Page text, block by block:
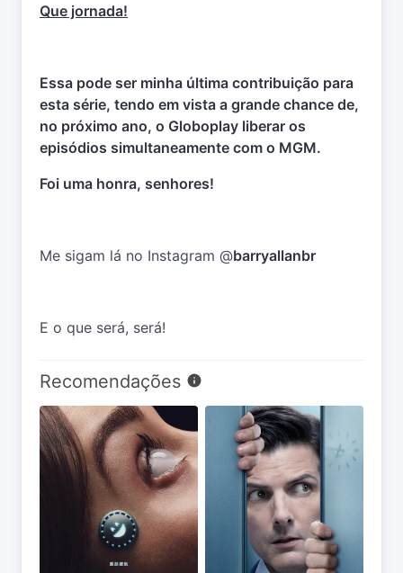
Que jornada!
Essa pode ser minha última contribuição para
esta série, tendo em vista a grande chance de,
no próximo ano, o Globoplay liberar os
episódios simultaneamente com o MGM.
Foi uma honra, senhores!
Me sigam lá no Instagram @barryallanbr
E o que será, será!
Recomendações